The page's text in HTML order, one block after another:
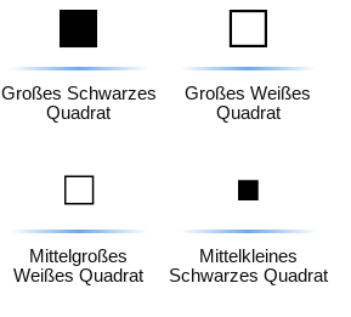
Großes Schwarzes
Quadrat
⬜
Großes Weißes
Quadrat
◻️
Mittelgroßes
Weißes Quadrat
◾
Mittelkleines
Schwarzes Quadrat